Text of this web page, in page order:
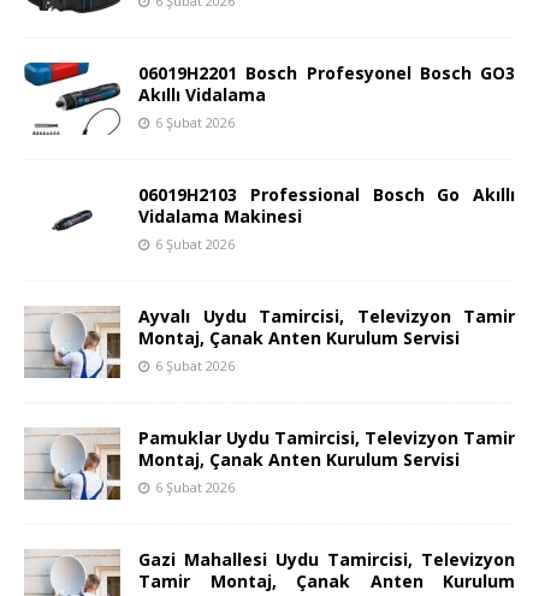
06019H2201 Bosch Profesyonel Bosch GO3
Akıllı Vidalama
6 Şubat 2026
06019H2103 Professional Bosch Go Akıllı
Vidalama Makinesi
6 Şubat 2026
Ayvalı Uydu Tamircisi, Televizyon Tamir
Montaj, Çanak Anten Kurulum Servisi
6 Şubat 2026
Pamuklar Uydu Tamircisi, Televizyon Tamir
Montaj, Çanak Anten Kurulum Servisi
6 Şubat 2026
Gazi Mahallesi Uydu Tamircisi, Televizyon
Tamir Montaj, Çanak Anten Kurulum